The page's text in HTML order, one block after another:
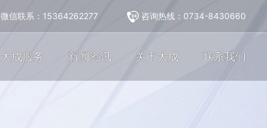
微信联系：15364262277 咨询热线： 0734-8430660
大成服务 新闻资讯 关于大成 联系我们